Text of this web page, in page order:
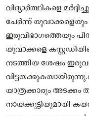
വിദ്യാര്‍ത്ഥികളെ
ചേര്‍ന്ന് യുവാക്കളെയും
ഇരുവിഭാഗത്തെയും
യുവാക്കളെ
നടത്തിയ ശേഷം
യാത്രക്കാരും അടക്കം
നായക്കുട്ടിയുമായി